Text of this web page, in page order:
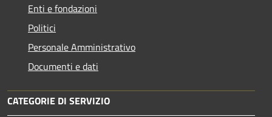
Enti e fondazioni
Politici
Personale Amministrativo
Documenti e dati
CATEGORIE DI SERVIZIO